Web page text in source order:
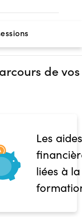
de vos
Les aides
liées à la